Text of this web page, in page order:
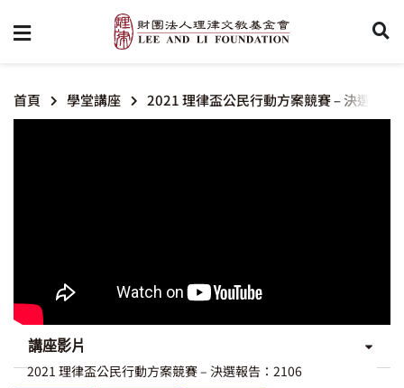
首頁 學堂講座 2021 理律盃公民行動方案競賽 – 決選報告
講座影片
2021 理律盃公民行動方案競賽 – 決選報告：2106